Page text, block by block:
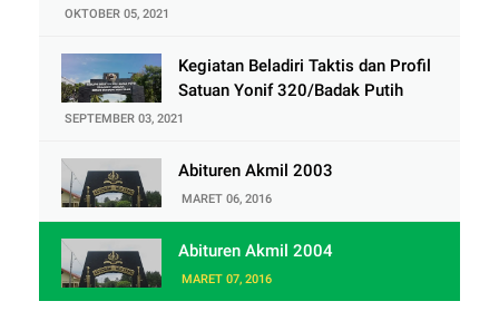
OKTOBER 05, 2021
Kegiatan Beladiri Taktis dan Profil
Satuan Yonif 320/Badak Putih
SEPTEMBER 03, 2021
Abituren Akmil 2003
MARET 06, 2016
Abituren Akmil 2004
MARET 07, 2016